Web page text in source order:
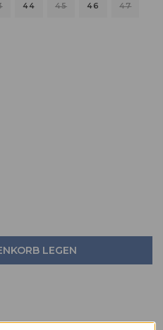
44 45 46 47
LEGEN